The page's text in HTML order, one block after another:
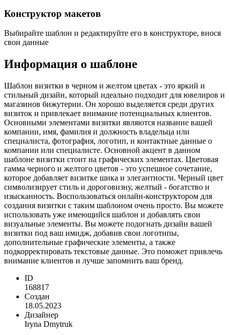
Конструктор макетов
Выбирайте шаблон и редактируйте его в конструкторе, внося
свои данные
Информация о шаблоне
Шаблон визитки в черном и желтом цветах - это яркий и
стильный дизайн, который идеально подходит для ювелиров и
магазинов бижутерии. Он хорошо выделяется среди других
визиток и привлекает внимание потенциальных клиентов.
Основными элементами визитки являются название вашей
компании, имя, фамилия и должность владельца или
специалиста, фотография, логотип, и контактные данные о
компании или специалисте. Основной акцент в данном
шаблоне визитки стоит на графических элементах. Цветовая
гамма черного и желтого цветов - это успешное сочетание,
которое добавляет визитке шика и элегантности. Черный цвет
символизирует стиль и дороговизну, желтый - богатство и
изысканность. Воспользоваться онлайн-конструктором для
создания визитки с таким шаблоном очень просто. Вы можете
использовать уже имеющийся шаблон и добавлять свои
визуальные элементы. Вы можете подогнать дизайн вашей
визитки под ваш имидж, добавив свои логотипы,
дополнительные графические элементы, а также
подкорректировать текстовые данные. Это поможет привлечь
внимание клиентов и лучше запомнить ваш бренд.
ID
168817
Создан
18.05.2023
Дизайнер
Iryna Dmytruk